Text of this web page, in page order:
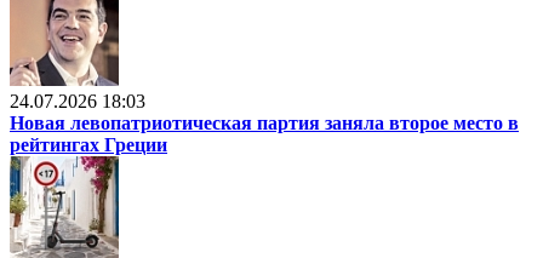
24.07.2026 18:03
Новая левопатриотическая партия заняла второе место в
рейтингах Греции